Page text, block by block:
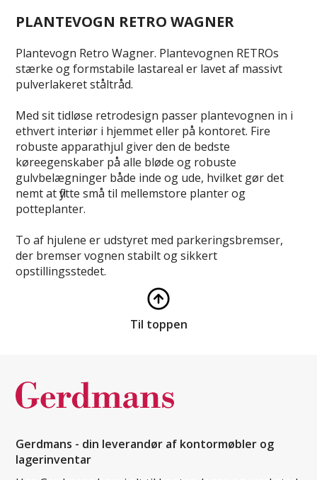
PLANTEVOGN RETRO WAGNER
Plantevogn Retro Wagner. Plantevognen RETROs
stærke og formstabile lastareal er lavet af massivt
pulverlakeret ståltråd.
Med sit tidløse retrodesign passer plantevognen in i
ethvert interiør i hjemmet eller på kontoret. Fire
robuste apparathjul giver den de bedste
køreegenskaber på alle bløde og robuste
gulvbelægninger både inde og ude, hvilket gør det
nemt at flytte små til mellemstore planter og
potteplanter.
To af hjulene er udstyret med parkeringsbremser,
der bremser vognen stabilt og sikkert
opstillingsstedet.
Til toppen
Gerdmans - din leverandør af kontormøbler og
lagerinventar